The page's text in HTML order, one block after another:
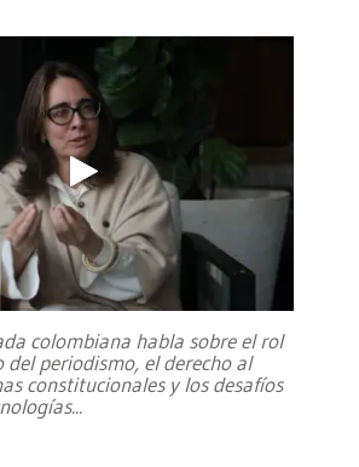
colombiana habla sobre el rol
del periodismo, el derecho al
constitucionales y los desafíos
...